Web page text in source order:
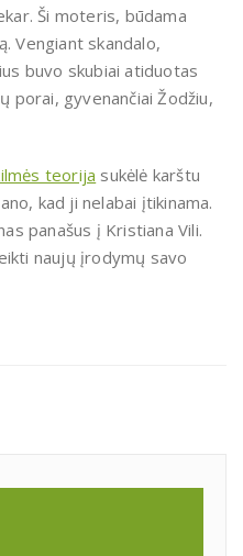
Ši moteris, būdama
Vengiant skandalo,
buvo skubiai atiduotas
porai, gyvenančiai Žodžiu,
teorija sukėlė karštu
kad ji nelabai įtikinama.
panašus į Kristiana Vili.
naujų įrodymų savo